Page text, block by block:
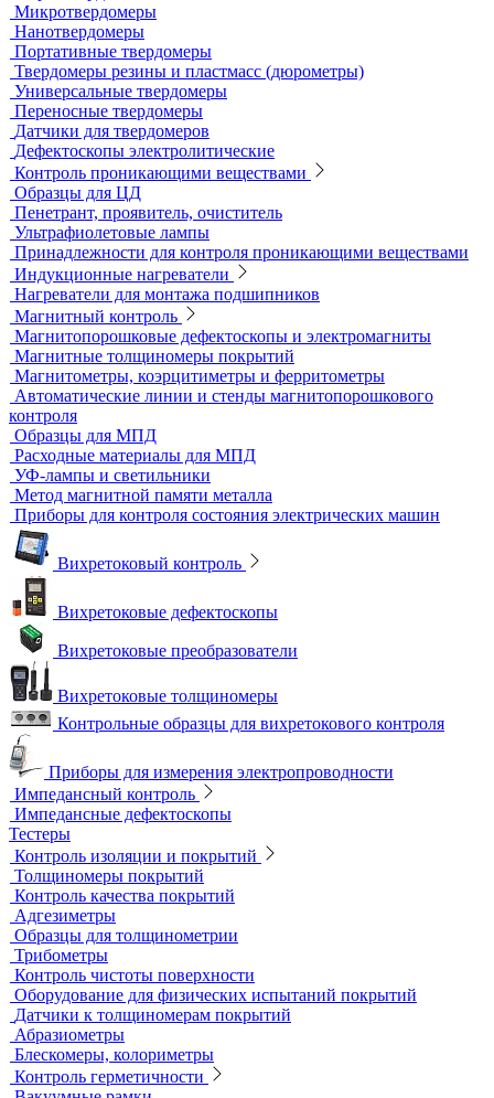
Твердометрия (контроль твердости)
Ультразвуковые твердомеры
Динамические твердомеры
Стационарные твердомеры
Комбинированные твердомеры
Комплектующие к твердомерам
Меры твердости
Микротвердомеры
Нанотвердомеры
Портативные твердомеры
Твердомеры резины и пластмасс (дюрометры)
Универсальные твердомеры
Переносные твердомеры
Датчики для твердомеров
Дефектоскопы электролитические
Контроль проникающими веществами
Образцы для ЦД
Пенетрант, проявитель, очиститель
Ультрафиолетовые лампы
Принадлежности для контроля проникающими веществами
Индукционные нагреватели
Нагреватели для монтажа подшипников
Магнитный контроль
Магнитопорошковые дефектоскопы и электромагниты
Магнитные толщиномеры покрытий
Магнитометры, коэрцитиметры и ферритометры
Автоматические линии и стенды магнитопорошкового
контроля
Образцы для МПД
Расходные материалы для МПД
УФ-лампы и светильники
Метод магнитной памяти металла
Приборы для контроля состояния электрических машин
Вихретоковый контроль
Вихретоковые дефектоскопы
Вихретоковые преобразователи
Вихретоковые толщиномеры
Контрольные образцы для вихретокового контроля
Приборы для измерения электропроводности
Импедансный контроль
Импедансные дефектоскопы
Тестеры